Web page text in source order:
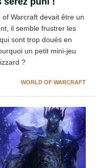
Warcraft devait être un
il semble frustrer les
sont trop doués en
un petit mini-jeu
?
WORLD OF WARCRAFT